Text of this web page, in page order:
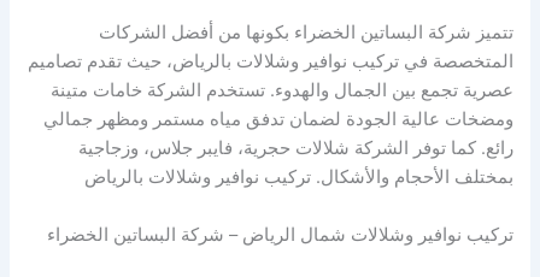
تتميز شركة البساتين الخضراء بكونها من أفضل الشركات
المتخصصة في تركيب نوافير وشلالات بالرياض، حيث تقدم تصاميم
عصرية تجمع بين الجمال والهدوء. تستخدم الشركة خامات متينة
ومضخات عالية الجودة لضمان تدفق مياه مستمر ومظهر جمالي
رائع. كما توفر الشركة شلالات حجرية، فايبر جلاس، وزجاجية
بمختلف الأحجام والأشكال. تركيب نوافير وشلالات بالرياض
تركيب نوافير وشلالات شمال الرياض – شركة البساتين الخضراء